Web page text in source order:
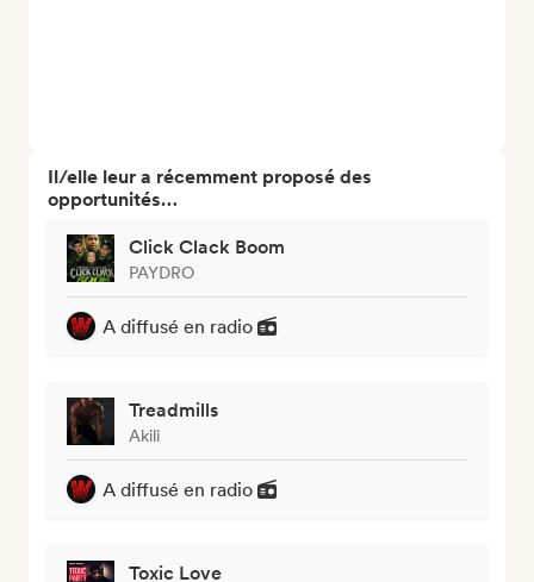
Il/elle leur a récemment proposé des
opportunités…
Click Clack Boom
PAYDRO
A diffusé en radio
Treadmills
Akili
A diffusé en radio
Toxic Love